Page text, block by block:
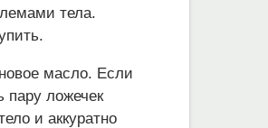
тела.
масло. Если
пару ложечек
и аккуратно